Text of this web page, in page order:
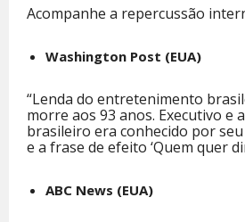
Acompanhe a repercussão
Washington Post (EUA)
“Lenda do entretenimento
morre aos 93 anos. Executivo e
brasileiro era conhecido por
e a frase de efeito ‘Quem quer
ABC News (EUA)